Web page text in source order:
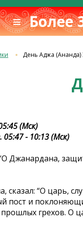
≡ Более
День Аджа
(Мск)
- 10:13 (Мск)
Джанардана,
“О царь,
и
грехов. О